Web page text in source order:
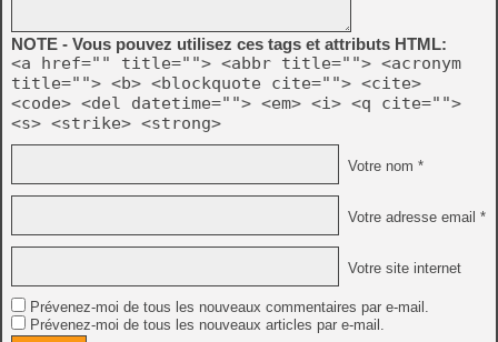
NOTE - Vous pouvez utilisez ces tags et attributs HTML:
<a href="" title=""> <abbr title=""> <acronym
title=""> <b> <blockquote cite=""> <cite>
<code> <del datetime=""> <em> <i> <q cite="">
<s> <strike> <strong>
Votre nom *
Votre adresse email *
Votre site internet
Prévenez-moi de tous les nouveaux commentaires par e-mail.
Prévenez-moi de tous les nouveaux articles par e-mail.